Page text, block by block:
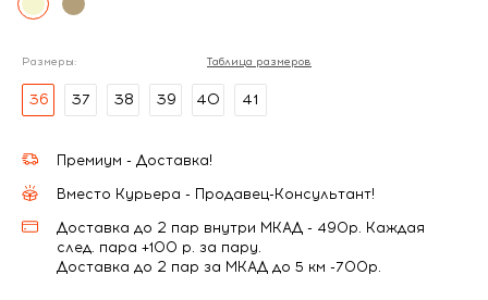
Размеры: Таблица размеров
36 37 38 39 40 41
Премиум - Доставка!
Вместо Курьера - Продавец-Консультант!
Доставка до 2 пар внутри МКАД - 490р. Каждая
след. пара +100 р. за пару.
Доставка до 2 пар за МКАД до 5 км -700р.